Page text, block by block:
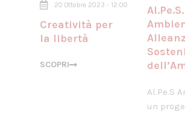
20 Ottobre 2023 - 12:00
Creatività per
la libertà
SCOPRI
Al.Pe.S.
Al.Pe.S
un